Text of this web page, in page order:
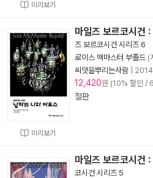
미리보기
미리보기
마일즈 보르코시건
즈 보르코시건 시리즈 6
로이스 맥마스터 부졸드 (
씨앗을뿌리는사람
12,420원 (10% 할인 /
절판
마일즈 보르코시건
코시건 시리즈 5